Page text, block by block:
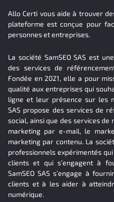
Allo Certi vous aide à trouver
plateforme est conçue pour
personnes et entreprises.
La société SamSEO SAS est
des services de
Fondée en 2021, elle a pour
qualité aux entreprises qui
ligne et leur présence sur les
SAS propose des services de
social, ainsi que des services
marketing par e-mail, le
marketing par contenu. La
professionnels expérimentés
clients et qui s’engagent à
SamSEO SAS s’engage à
clients et à les aider à
numérique.